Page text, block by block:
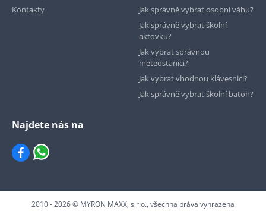
Kontakty
Jak správně vybrat osobní váhu?
Jak správně vybrat školní
aktovku?
Jak vybrat správnou
meteostanici?
Jak vybrat vhodnou klávesnici?
Jak správně vybrat školní batoh?
Najdete nás na
2010 - 2026 © MYRON MAXX, s.r.o., všechna práva vyhrazena